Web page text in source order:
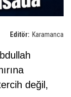
Editör: Karamanca
değil,